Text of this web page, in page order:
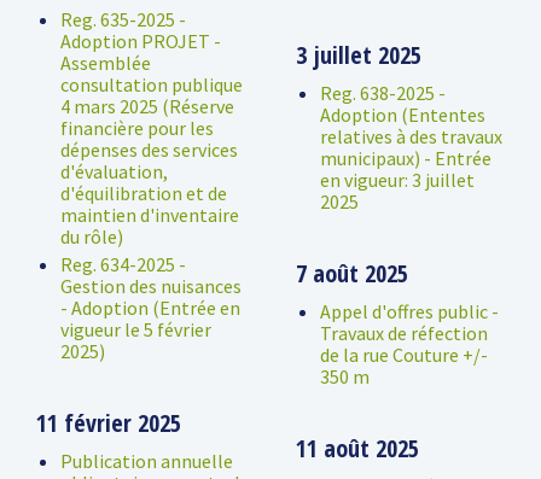
Reg. 635-2025 -
Adoption PROJET -
Assemblée
consultation publique
4 mars 2025 (Réserve
financière pour les
dépenses des services
d'évaluation,
d'équilibration et de
maintien d'inventaire
du rôle)
Reg. 634-2025 -
Gestion des nuisances
- Adoption (Entrée en
vigueur le 5 février
2025)
11 février 2025
Publication annuelle
3 juillet 2025
Reg. 638-2025 -
Adoption (Ententes
relatives à des travaux
municipaux) - Entrée
en vigueur: 3 juillet
2025
7 août 2025
Appel d'offres public -
Travaux de réfection
de la rue Couture +/-
350 m
11 août 2025